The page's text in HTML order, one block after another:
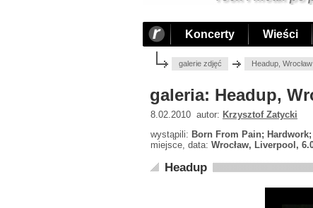
Koncerty Wieści
galerie zdjęć Headup,
galeria: Headup,
8.02.2010 autor: Krzysztof Zatycki
wystąpili: Born From Pain;
miejsce, data: Wrocław, Liverpool,
Headup